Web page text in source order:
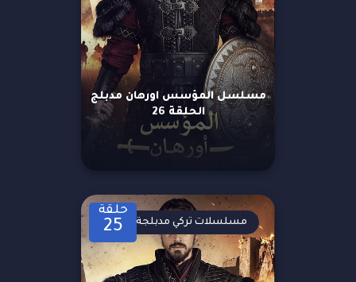
مسلسل المؤسس اورهان مدبلج
الحلقة 26
حلقة
25 مسلسلات تركي مدبلجة